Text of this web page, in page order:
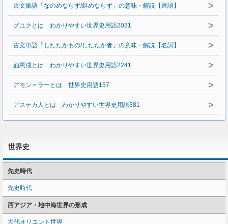
古文単語「なのめならず/斜めならず」の意味・解説【連語】 >
グユクとは わかりやすい世界史用語2031 >
古文単語「したたかもの/したたか者」の意味・解説【名詞】 >
顧憲成とは わかりやすい世界史用語2241 >
アモン＝ラーとは 世界史用語157 >
アステカ人とは わかりやすい世界史用語381 >
世界史
先史時代
先史時代
西アジア・地中海世界の形成
古代オリエント世界